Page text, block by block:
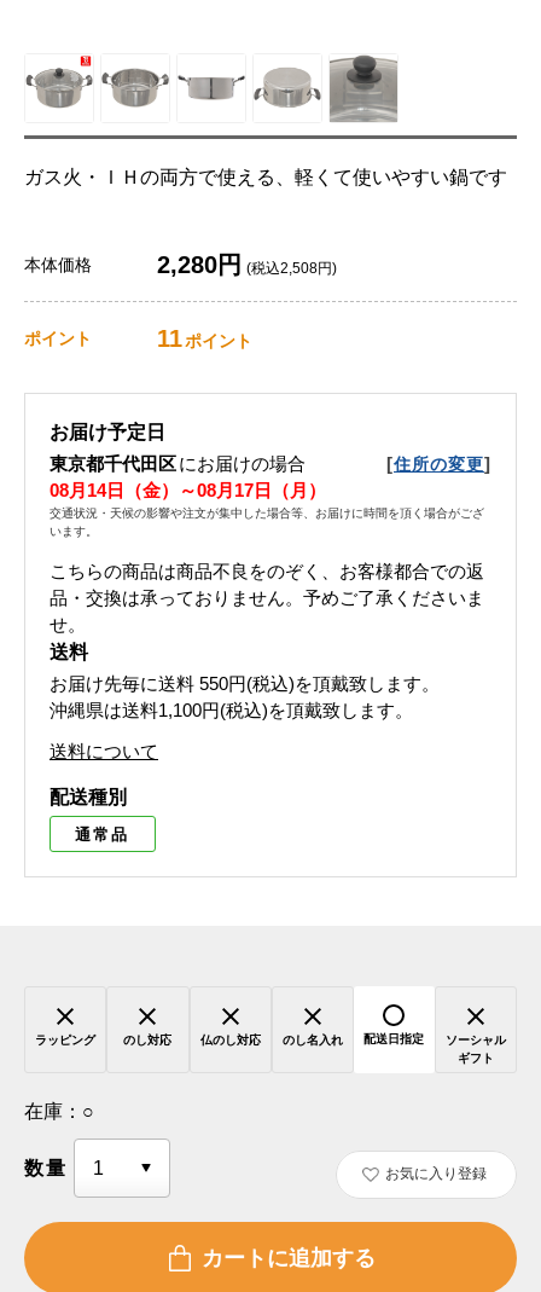
ガス火・ＩＨの両方で使える、軽くて使いやすい鍋です
本体価格 2,280円 (税込2,508円)
ポイント 11ポイント
お届け予定日
東京都千代田区にお届けの場合 [住所の変更]
08月14日（金）～08月17日（月）
交通状況・天候の影響や注文が集中した場合等、お届けに時間を頂く場合がござ
います。
こちらの商品は商品不良をのぞく、お客様都合での返
品・交換は承っておりません。予めご了承くださいま
せ。
送料
お届け先毎に送料 550円(税込)を頂戴致します。
沖縄県は送料1,100円(税込)を頂戴致します。
送料について
配送種別
通常品
ラッピング のし対応 仏のし対応 のし名入れ 配送日指定
ソーシャル
ギフト
在庫： ○
数量 お気に入り登録